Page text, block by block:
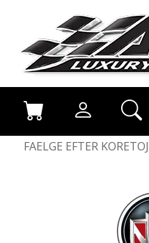
FAELGE EFTER KORETOJ